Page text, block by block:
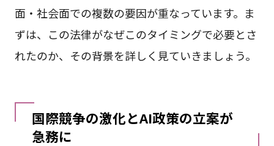
面・社会面での複数の要因が重なっています。ま
ずは、この法律がなぜこのタイミングで必要とさ
れたのか、その背景を詳しく見ていきましょう。
国際競争の激化とAI政策の立案が
急務に